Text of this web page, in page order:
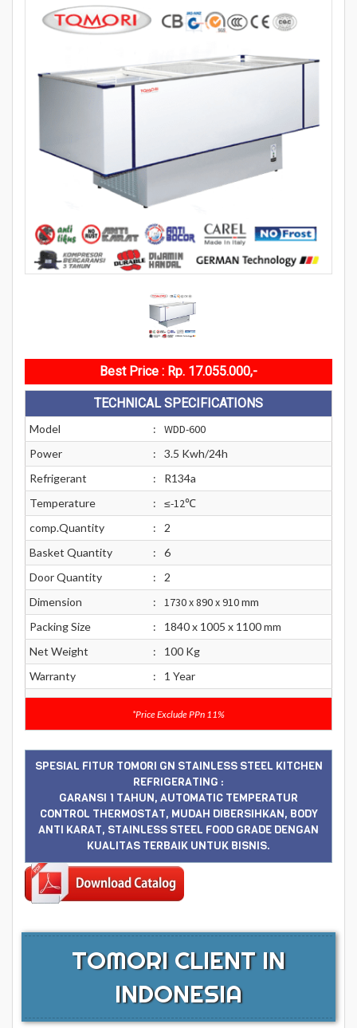
Best Price : Rp. 17.055.000,-
TECHNICAL SPECIFICATIONS
Model : WDD-600
Power :
3.5 Kwh/24h
Refrigerant
:
R134a
Temperature
: ≤-12℃
comp.Quantity :
2
Basket Quantity
:
6
Door Quantity
:
2
Dimension
: 1730 x 890 x 910mm
Packing Size
:
1840 x 1005 x 1100 mm
Net Weight
:
100 Kg
Warranty
: 1 Year
*Price Exclude PPn 11%
SPESIAL FITUR TOMORI GN STAINLESS STEEL KITCHEN
REFRIGERATING :
GARANSI 1 TAHUN, AUTOMATIC TEMPERATUR
CONTROL THERMOSTAT, MUDAH DIBERSIHKAN, BODY
ANTI KARAT, STAINLESS STEEL FOOD GRADE DENGAN
KUALITAS TERBAIK UNTUK BISNIS.
TOMORI CLIENT IN
INDONESIA